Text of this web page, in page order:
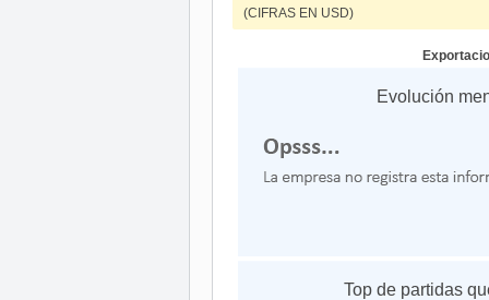
(CIFRAS EN USD)
Evolución
Top de partidas